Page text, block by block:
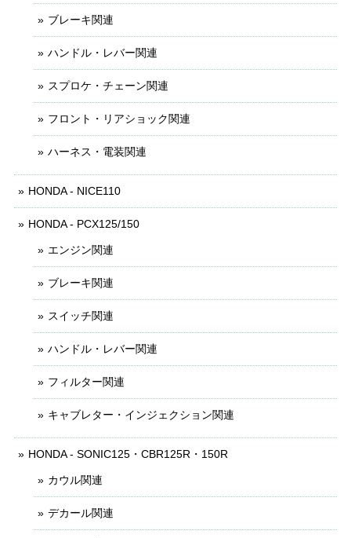
ブレーキ関連
ハンドル・レバー関連
スプロケ・チェーン関連
フロント・リアショック関連
ハーネス・電装関連
HONDA - NICE110
HONDA - PCX125/150
エンジン関連
ブレーキ関連
スイッチ関連
ハンドル・レバー関連
フィルター関連
キャブレター・インジェクション関連
HONDA - SONIC125・CBR125R・150R
カウル関連
デカール関連